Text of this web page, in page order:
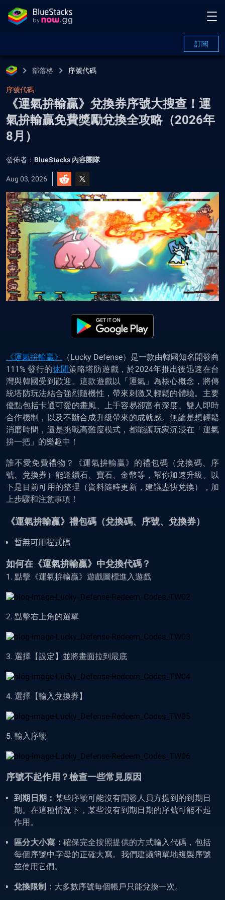
訂閱
部落格 序號代碼
序號代碼
《運氣拚輸贏》兌換券序號大搜查！運
氣拚輸贏免費獎勵兌換全攻略（2026年
8月）
發佈者： BlueStacks 內容團隊
Aug 03, 2026
《運氣拚輸贏》
（Lucky Defense）是一款由韓國知名開發商
111% 發行的休閒策略塔防遊戲，於2024年推出後迅速在台
灣與韓國受到歡迎。這款遊戲以「運氣」為核心概念，將傳
統塔防玩法結合強烈隨機性，帶來刺激又輕鬆的體驗。主要
優點包括卡通可愛的畫風、上手容易卻富有深度、雙人即時
合作機制，以及不斷合成升級帶來的成就感。無論是想輕鬆
消磨時間，還是挑戰高難度模式，都能讓玩家沉浸在「運氣
拚一把」的樂趣中！
誰不愛免費禮物？《運氣拚輸贏》的禮包碼（兌換碼、序
號、兌換券）能送鑽石、寶石、金幣等，幫你加速升級。以
下是目前可用的整理（資料隨時更新，建議盡快兌換），加
上步驟和注意事項！
《運氣拚輸贏》禮包碼（兌換碼、序號、兌換券）
暫無可用程式碼
如何在《運氣拚輸贏》中兌換代碼？
1. 點擊《運氣拚輸贏》遊戲圖標進入遊戲
2. 點擊右上角的選單
3. 選擇【設定】並將畫面拉到最底
4. 選擇【輸入兌換券】
5. 輸入序號
序號不起作用？檢查一些常見原因
到期日期： 某些序號可能沒有開發人員方提到的到期日
期。在這種情況下，某些沒有到期日期的序號可能不起
作用。
區分大小寫：確保完全按照提供的方式輸入代碼，包括
每個序號中字母的正確大寫。我們建議簡單地複製序號
並使用它們。
兌換限制： 大多數序號每個帳戶只能兌換一次。